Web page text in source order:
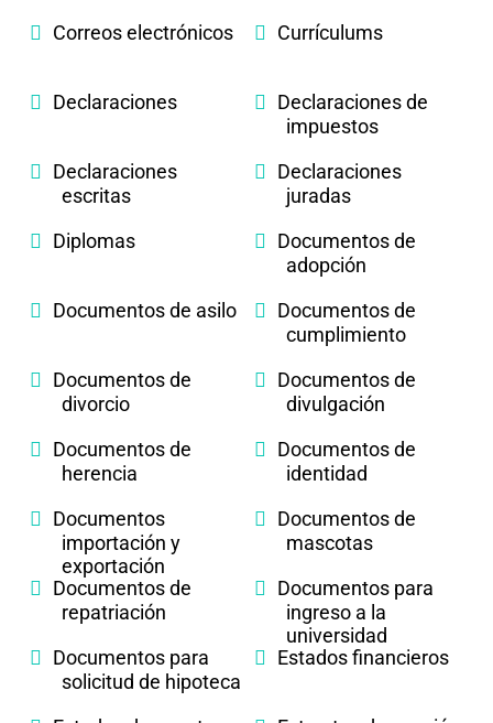
Correos electrónicos
Currículums
Declaraciones
Declaraciones de
impuestos
Declaraciones
escritas
Declaraciones
juradas
Diplomas
Documentos de
adopción
Documentos de asilo
Documentos de
cumplimiento
Documentos de
divorcio
Documentos de
divulgación
Documentos de
herencia
Documentos de
identidad
Documentos
importación y
exportación
Documentos de
mascotas
Documentos de
repatriación
Documentos para
ingreso a la
universidad
Documentos para
solicitud de hipoteca
Estados financieros